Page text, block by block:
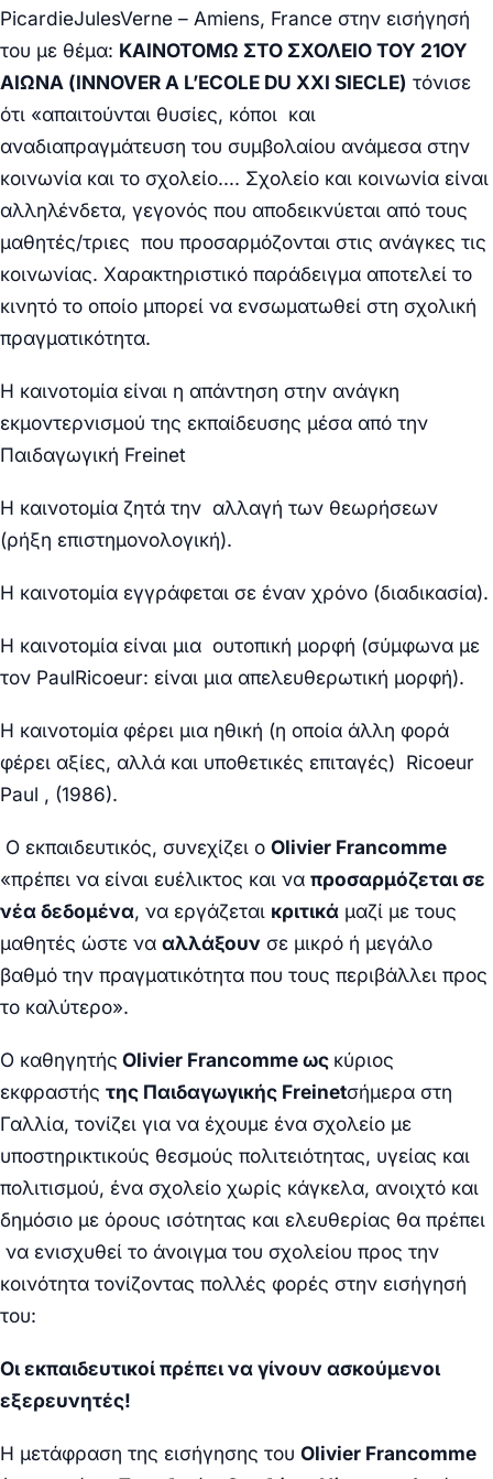
PicardieJulesVerne – Amiens, France στην εισήγησή
του με θέμα: ΚΑΙΝΟΤΟΜΩ ΣΤΟ ΣΧΟΛΕΙΟ ΤΟΥ 21ΟΥ
ΑΙΩΝΑ (INNOVER A L’ECOLE DU XXI SIECLE) τόνισε
ότι «απαιτούνται θυσίες, κόποι και
αναδιαπραγμάτευση του συμβολαίου ανάμεσα στην
κοινωνία και το σχολείο…. Σχολείο και κοινωνία είναι
αλληλένδετα, γεγονός που αποδεικνύεται από τους
μαθητές/τριες που προσαρμόζονται στις ανάγκες τις
κοινωνίας. Χαρακτηριστικό παράδειγμα αποτελεί το
κινητό το οποίο μπορεί να ενσωματωθεί στη σχολική
πραγματικότητα.
Η καινοτομία είναι η απάντηση στην ανάγκη
εκμοντερνισμού της εκπαίδευσης μέσα από την
Παιδαγωγική Freinet
Η καινοτομία ζητά την αλλαγή των θεωρήσεων
(ρήξη επιστημονολογική).
Η καινοτομία εγγράφεται σε έναν χρόνο (διαδικασία).
Η καινοτομία είναι μια ουτοπική μορφή (σύμφωνα με
τον PaulRicoeur: είναι μια απελευθερωτική μορφή).
Η καινοτομία φέρει μια ηθική (η οποία άλλη φορά
φέρει αξίες, αλλά και υποθετικές επιταγές) Ricoeur
Paul , (1986).
Ο εκπαιδευτικός, συνεχίζει ο Olivier Francomme
«πρέπει να είναι ευέλικτος και να προσαρμόζεται σε
νέα δεδομένα, να εργάζεται κριτικά μαζί με τους
μαθητές ώστε να αλλάξουν σε μικρό ή μεγάλο
βαθμό την πραγματικότητα που τους περιβάλλει προς
το καλύτερο».
Ο καθηγητής Olivier Francomme ως κύριος
εκφραστής της Παιδαγωγικής Freinetσήμερα στη
Γαλλία, τονίζει για να έχουμε ένα σχολείο με
υποστηρικτικούς θεσμούς πολιτειότητας, υγείας και
πολιτισμού, ένα σχολείο χωρίς κάγκελα, ανοιχτό και
δημόσιο με όρους ισότητας και ελευθερίας θα πρέπει
να ενισχυθεί το άνοιγμα του σχολείου προς την
κοινότητα τονίζοντας πολλές φορές στην εισήγησή
του:
Οι εκπαιδευτικοί πρέπει να γίνουν ασκούμενοι
εξερευνητές!
Η μετάφραση της εισήγησης του Olivier Francomme